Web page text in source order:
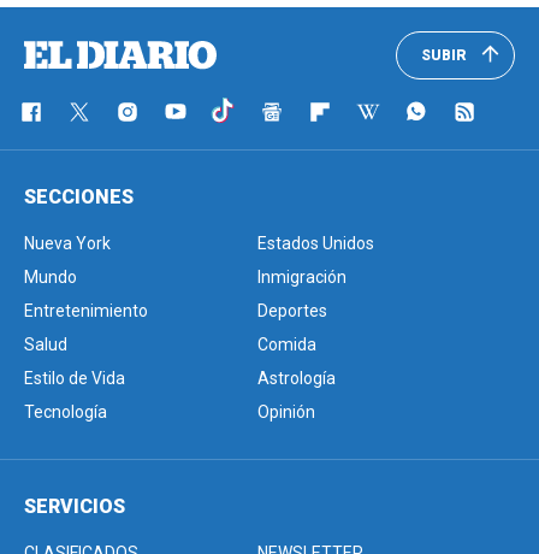
SUBIR
SECCIONES
Nueva York
Estados Unidos
Mundo
Inmigración
Entretenimiento
Deportes
Salud
Comida
Estilo de Vida
Astrología
Tecnología
Opinión
SERVICIOS